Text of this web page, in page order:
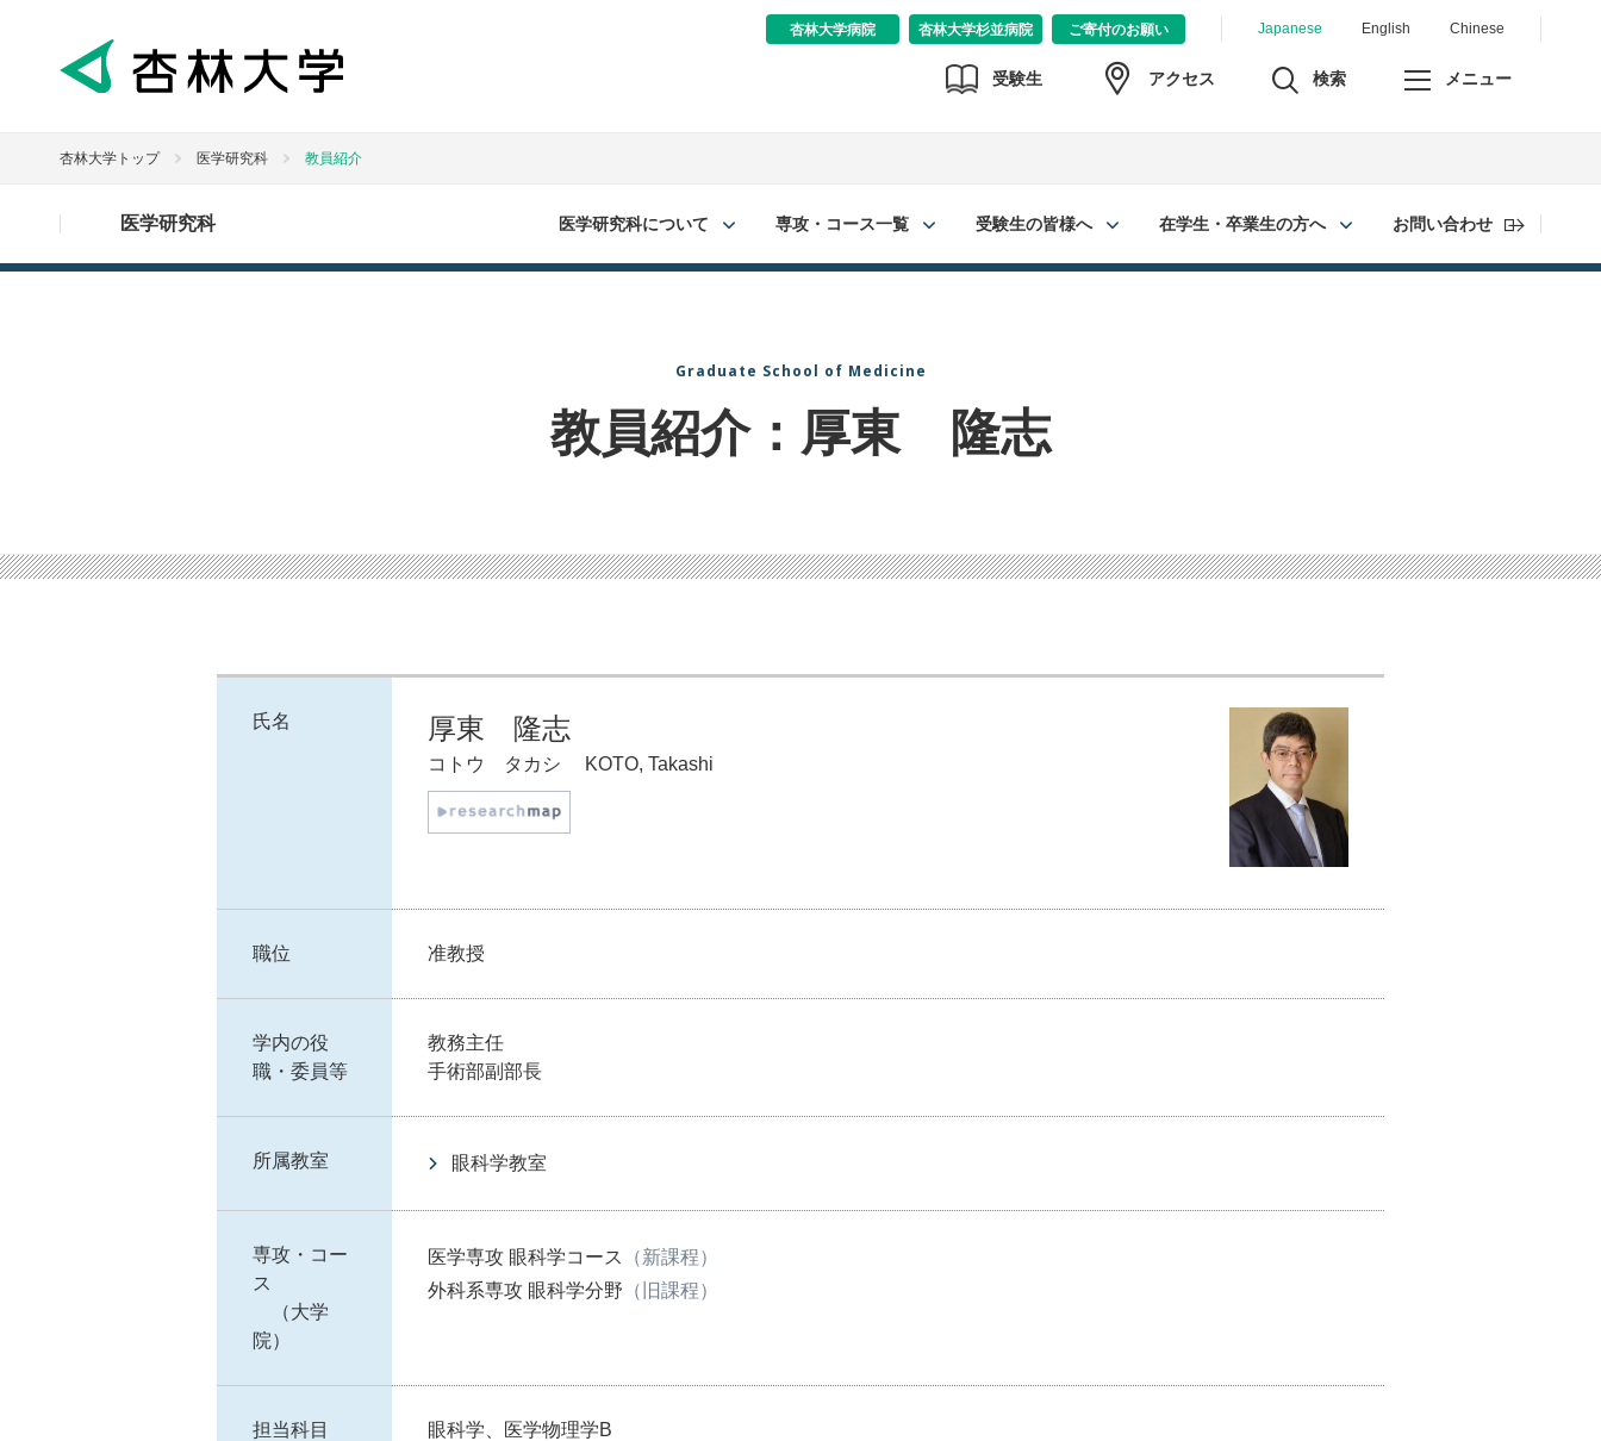
Japanese English Chinese
杏林大学病院 杏林大学杉並病院 ご寄付のお願い
受験生 アクセス 検索 メニュー
杏林大学トップ 医学研究科 教員紹介
医学研究科 医学研究科について 専攻・コース一覧 受験生の皆様へ 在学生・卒業生の方へ お問い合わせ
Graduate School of Medicine
教員紹介：厚東 隆志
氏名 厚東 隆志
コトウ タカシ KOTO, Takashi
職位 准教授
学内の役
職・委員等
教務主任
手術部副部長
所属教室 眼科学教室
専攻・コー
ス
（大学
院）
医学専攻 眼科学コース
（新課程）
外科系専攻 眼科学分野 （旧課程）
担当科目
眼科学、医学物理学B